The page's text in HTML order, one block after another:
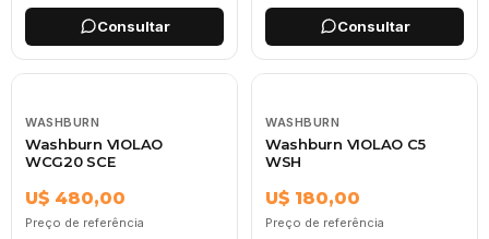
Consultar Consultar
WASHBURN
Washburn VIOLAO
WCG20 SCE
U$ 480,00
Preço de referência
WASHBURN
Washburn VIOLAO C5
WSH
U$ 180,00
Preço de referência